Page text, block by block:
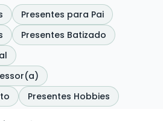
Presentes para Pai
Presentes Batizado
Presentes Hobbies